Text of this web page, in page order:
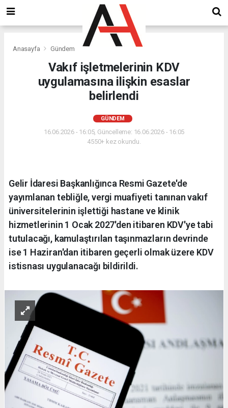
Anasayfa Gündem
Vakıf işletmelerinin KDV
uygulamasına ilişkin esaslar
belirlendi
GÜNDEM
16.06.2026 - 16:05, Güncelleme: 16.06.2026 - 16:05
4550+ kez okundu.
Gelir İdaresi Başkanlığınca Resmi Gazete'de
yayımlanan tebliğle, vergi muafiyeti tanınan vakıf
üniversitelerinin işlettiği hastane ve klinik
hizmetlerinin 1 Ocak 2027'den itibaren KDV'ye tabi
tutulacağı, kamulaştırılan taşınmazların devrinde
ise 1 Haziran'dan itibaren geçerli olmak üzere KDV
istisnası uygulanacağı bildirildi.